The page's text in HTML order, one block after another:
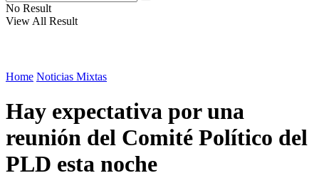
No Result
View All Result
Home Noticias Mixtas
Hay expectativa por una
reunión del Comité Político del
PLD esta noche